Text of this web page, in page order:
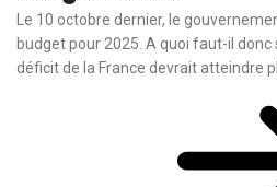
Le 10 octobre dernier, le
budget pour 2025. A quoi faut-il donc
déficit de la France devrait atteindre